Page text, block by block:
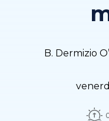
B. Dermizio